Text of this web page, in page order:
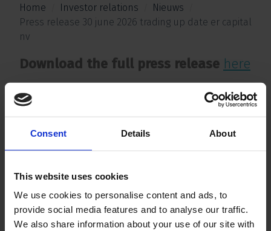
Consent Details About
This website uses cookies
We use cookies to personalise content and ads, to
provide social media features and to analyse our traffic.
We also share information about your use of our site with
Home Investor relations
Nieuws
Press release 30 june 2026 trading up date er capital
nv
Download the full press release here